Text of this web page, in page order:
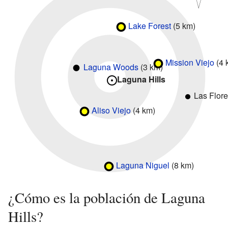
Laguna Hills
Aliso Viejo (4 km)
Laguna Niguel (8 km)
Laguna Woods (3 km)
Lake Forest (5 km)
Las
Mission Viejo(4
¿Cómo es la población de Laguna
Hills?